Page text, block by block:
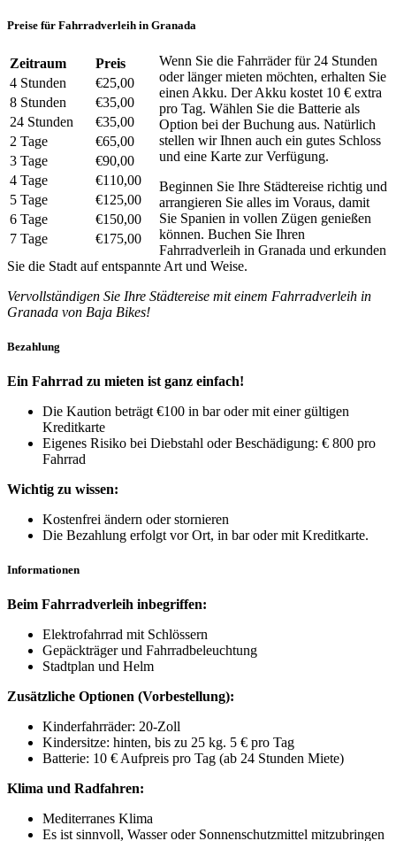
Preise für Fahrradverleih in Granada
Zeitraum
Preis
4 Stunden
€25,00
8 Stunden
€35,00
24 Stunden
€35,00
2 Tage
€65,00
3 Tage
€90,00
4 Tage
€110,00
5 Tage
€125,00
6 Tage
€150,00
7 Tage
€175,00
Wenn Sie die Fahrräder für 24 Stunden
oder länger mieten möchten, erhalten Sie
einen Akku. Der Akku kostet 10 € extra
pro Tag. Wählen Sie die Batterie als
Option bei der Buchung aus. Natürlich
stellen wir Ihnen auch ein gutes Schloss
und eine Karte zur Verfügung.
Beginnen Sie Ihre Städtereise richtig und
arrangieren Sie alles im Voraus, damit
Sie Spanien in vollen Zügen genießen
können. Buchen Sie Ihren
Fahrradverleih in Granada und erkunden
Sie die Stadt auf entspannte Art und Weise.
Vervollständigen Sie Ihre Städtereise mit einem Fahrradverleih in
Granada von Baja Bikes!
Bezahlung
Ein Fahrrad zu mieten ist ganz einfach!
Die Kaution beträgt €100 in bar oder mit einer gültigen
Kreditkarte
Eigenes Risiko bei Diebstahl oder Beschädigung: € 800 pro
Fahrrad
Wichtig zu wissen:
Kostenfrei ändern oder stornieren
Die Bezahlung erfolgt vor Ort, in bar oder mit Kreditkarte.
Informationen
Beim Fahrradverleih inbegriffen:
Elektrofahrrad mit Schlössern
Gepäckträger und Fahrradbeleuchtung
Stadtplan und Helm
Zusätzliche Optionen (Vorbestellung):
Kinderfahrräder: 20-Zoll
Kindersitze: hinten, bis zu 25 kg. 5 € pro Tag
Batterie: 10 € Aufpreis pro Tag (ab 24 Stunden Miete)
Klima und Radfahren:
Mediterranes Klima
Es ist sinnvoll, Wasser oder Sonnenschutzmittel mitzubringen